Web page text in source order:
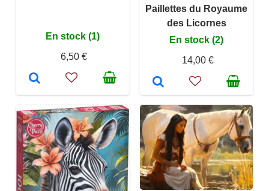
En stock (1)
6,50 €
Paillettes du Royaume
des Licornes
En stock (2)
14,00 €